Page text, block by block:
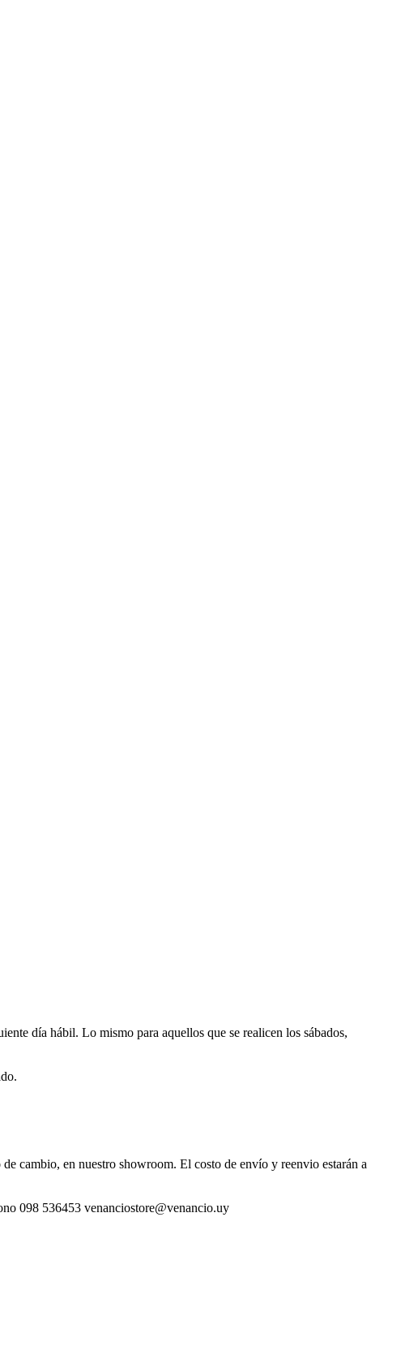
día hábil. Lo mismo para aquellos que se realicen los sábados,
cambio, en nuestro showroom. El costo de envío y reenvio estarán a
098 536453 venanciostore@venancio.uy